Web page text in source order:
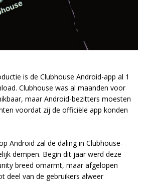
is de Clubhouse Android-app al 1
Clubhouse was al maanden voor
maar Android-bezitters moesten
voordat zij de officiële app konden
Android zal de daling in Clubhouse-
dempen. Begin dit jaar werd deze
breed omarmt, maar afgelopen
deel van de gebruikers alweer